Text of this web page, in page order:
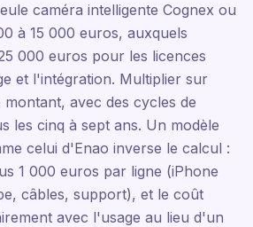
caméra intelligente Cognex ou
à 15 000 euros, auxquels
000 euros pour les licences
et l'intégration. Multiplier sur
avec des cycles de
les cinq à sept ans. Un modèle
celui d'Enao inverse le calcul :
1 000 euros par ligne (iPhone
câbles, support), et le coût
avec l'usage au lieu d'un